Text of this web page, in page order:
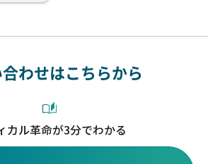
わせはこちらから
カル革命が3分でわかる